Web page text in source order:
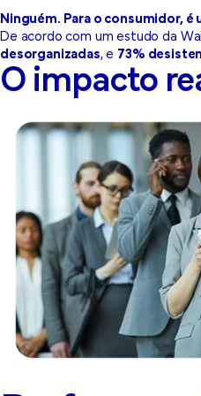
Ninguém. Para o consumidor,
De acordo com um estudo da
desorganizadas, e 73%
O impacto